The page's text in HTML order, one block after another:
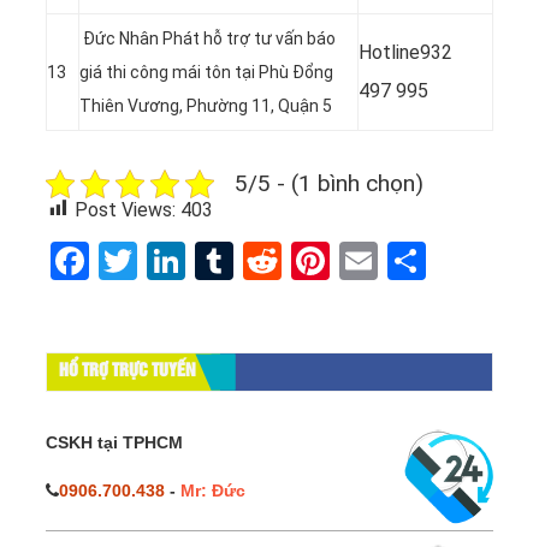
13
Đức Nhân Phát hỗ trợ tư vấn báo
giá thi công mái tôn tại Phù Đổng
Thiên Vương, Phường 11, Quận 5
Hotline932
497 995
5/5 - (1 bình chọn)
Post Views: 403
Facebook
Twitter
LinkedIn
Tumblr
RedditPinterest
Email
HỔ TRỢ TRỰC TUYẾN
CSKH tại TPHCM
0906.700.438 - Mr: Đức